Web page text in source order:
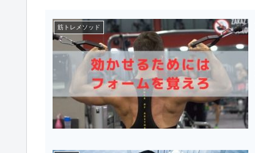
筋トレメソッド